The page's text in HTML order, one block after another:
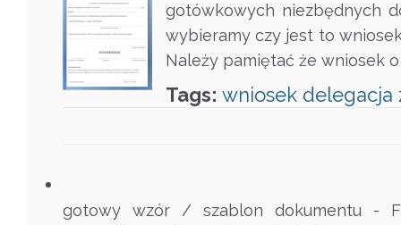
gotówkowych niezbędnych
wybieramy czy jest to
Należy pamiętać że wniosek
Tags: wniosek delegacja
gotowy wzór / szablon dokumentu -